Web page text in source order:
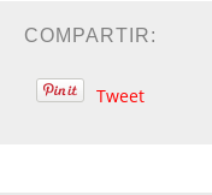
COMPARTIR:
Tweet